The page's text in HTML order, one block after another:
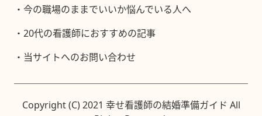
今の職場のままでいいか悩んでいる人へ
20代の看護師におすすめの記事
当サイトへのお問い合わせ
Copyright (C) 2021 幸せ看護師の結婚準備ガイド All